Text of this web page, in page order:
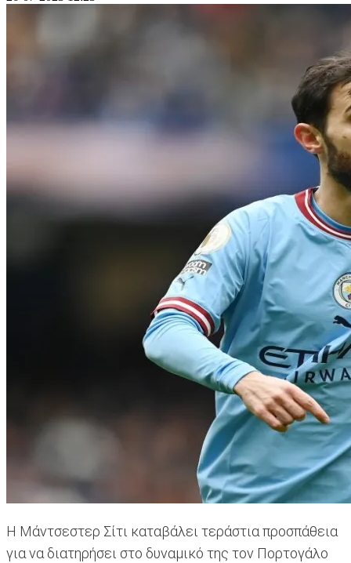
Η Μάντσεστερ Σίτι καταβάλει τεράστια προσπάθεια
για να διατηρήσει στο δυναμικό της τον Πορτογάλο